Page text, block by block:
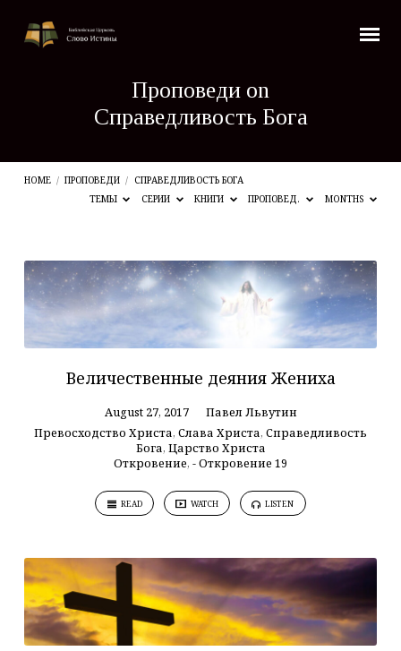
Проповеди on
Справедливость Бога
HOME / ПРОПОВЕДИ / СПРАВЕДЛИВОСТЬ БОГА
ТЕМЫ
СЕРИИ КНИГИ ПРОПОВЕД. MONTHS
Проповеди
on
Справедливость
Бога
Величественные деяния Жениха
August 27, 2017
Павел Львутин
Превосходство Христа, Слава Христа, Справедливость
Бога, Царство Христа
Откровение, - Откровение 19
READ WATCH LISTEN